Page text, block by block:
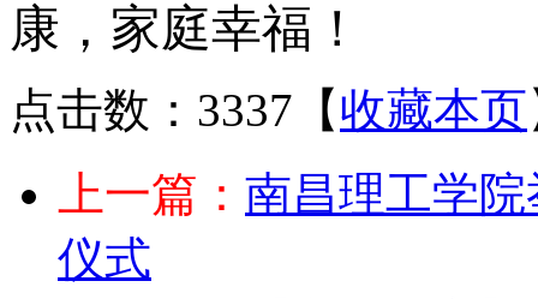
康，家庭幸福！
点击数：3337 【收藏本页
上一篇： 南昌理工学
仪式